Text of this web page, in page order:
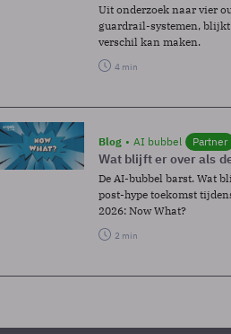
Uit onderzoek naar vier
guardrail-systemen,
verschil kan maken.
4 min
Blog AI bubbel Partner
Wat blijft er over als
De AI-bubbel barst. Wat
post-hype toekomst
2026: Now What?
2 min